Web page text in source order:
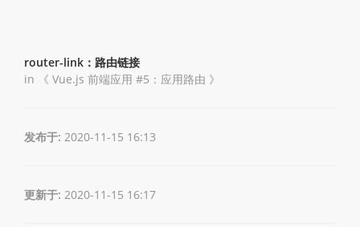
router-link：路由链接
in 《 Vue.js 前端应用 #5：应用路由 》
发布于: 2020-11-15 16:13
更新于: 2020-11-15 16:17